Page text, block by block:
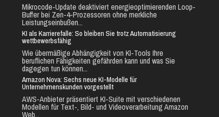
Mikrocode-Update deaktiviert energieoptimierenden Loop-
Buffer bei Zen-4-Prozessoren ohne merkliche
Leistungseinbußen...
KI als Karrierefalle: So bleiben Sie trotz Automatisierung
wettbewerbsfähig
Wie übermäßige Abhängigkeit von KI-Tools Ihre
beruflichen Fähigkeiten gefährden kann und was Sie
dagegen tun können...
Amazon Nova: Sechs neue KI-Modelle für
Unternehmenskunden vorgestellt
AWS-Anbieter präsentiert KI-Suite mit verschiedenen
Modellen für Text-, Bild- und Videoverarbeitung Amazon
Web...